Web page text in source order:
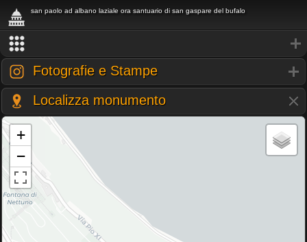
san paolo ad albano laziale ora santuario di san gaspare del bufalo
Fotografie e Stampe
Localizza monumento
+
−